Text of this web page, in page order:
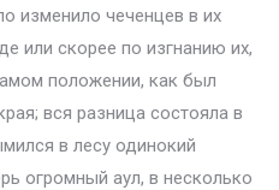
изменило чеченцев в их
или скорее по изгнанию их,
положении, как был
вся разница состояла в
в лесу одинокий
огромный аул, в несколько